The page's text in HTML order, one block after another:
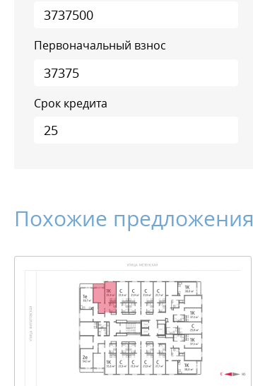
Первоначальный взнос
Срок кредита
Похожие предложения